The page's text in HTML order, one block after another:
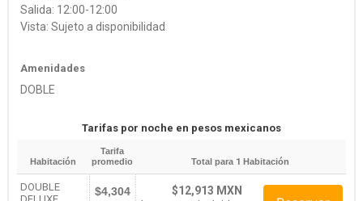
Salida: 12:00-12:00
Vista: Sujeto a disponibilidad
Amenidades
DOBLE
Tarifas por noche en pesos mexicanos
Habitación
Tarifa
promedio
Total para 1 Habitación
DOUBLE
$4,304
$12,913 MXN